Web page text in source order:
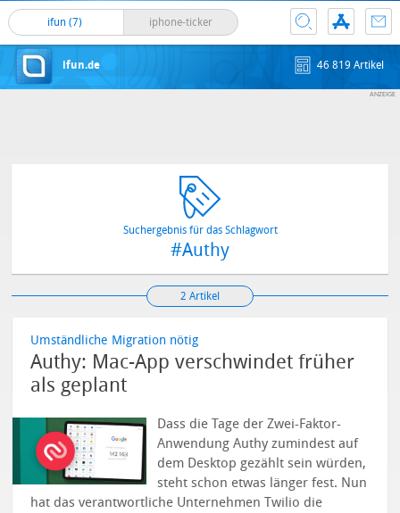
ifun (7) iphone-ticker
ifun.de 46 819 Artikel
Suchergebnis für das Schlagwort
#Authy
2 Artikel
Umständliche Migration nötig
Authy: Mac-App verschwindet früher
als geplant
Dass die Tage der Zwei-Faktor-
Anwendung Authy zumindest auf
dem Desktop gezählt sein würden,
steht schon etwas länger fest. Nun
hat das verantwortliche Unternehmen Twilio die